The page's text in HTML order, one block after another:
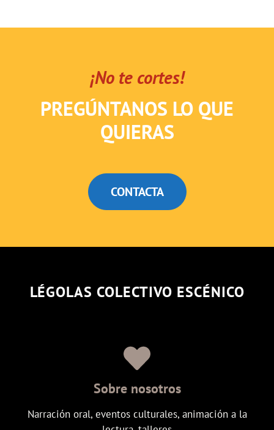
¡No te cortes!
PREGÚNTANOS LO QUE
QUIERAS
CONTACTA
LÉGOLAS COLECTIVO ESCÉNICO
Sobre nosotros
Narración oral, eventos culturales, animación a la